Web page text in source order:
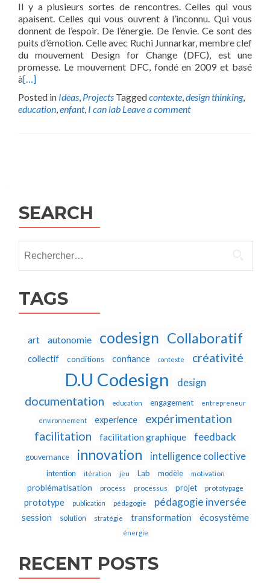
Il y a plusieurs sortes de rencontres. Celles qui vous
apaisent. Celles qui vous ouvrent à l’inconnu. Qui vous
donnent de l’espoir. De l’énergie. De l’envie. Ce sont des
puits d’émotion. Celle avec Ruchi Junnarkar, membre clef
du mouvement Design for Change (DFC), est une
promesse. Le mouvement DFC, fondé en 2009 et basé
à[…]
Posted in Ideas, Projects Taggedcontexte,design thinking,
education,enfant, I can lab Leave a comment
SEARCH
TAGS
art autonomie codesign Collaboratif
collectif conditions confiance contexte créativité
D.U Codesign design
documentation education engagement entrepreneur
environnement experience
expérimentation
facilitation
facilitation graphique feedback
gouvernance innovation intelligence collective
intention itération jeu Lab modèle motivation
problématisation process processus projet prototypage
prototype publication pédagogie pédagogie inversée
session solution stratégie transformation écosystème
énergie
RECENT POSTS